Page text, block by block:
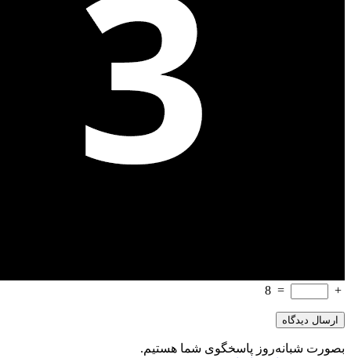
+
=
8
بصورت شبانه‌روز پاسخگوی شما هستیم.